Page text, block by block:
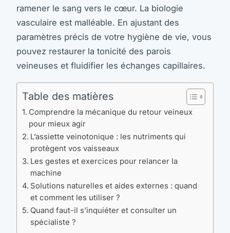
ramener le sang vers le cœur. La biologie
vasculaire est malléable. En ajustant des
paramètres précis de votre hygiène de vie, vous
pouvez restaurer la tonicité des parois
veineuses et fluidifier les échanges capillaires.
Table des matières
Comprendre la mécanique du retour veineux
pour mieux agir
L’assiette veinotonique : les nutriments qui
protègent vos vaisseaux
Les gestes et exercices pour relancer la
machine
Solutions naturelles et aides externes : quand
et comment les utiliser ?
Quand faut-il s’inquiéter et consulter un
spécialiste ?